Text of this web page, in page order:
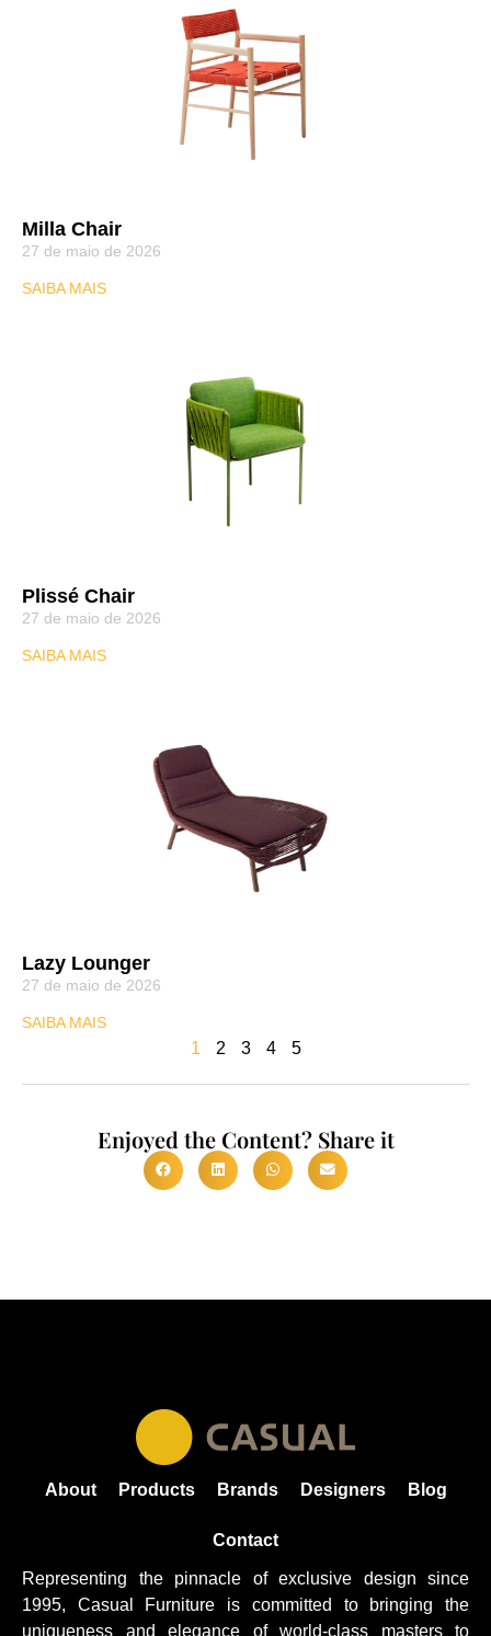
Milla Chair
27 de maio de 2026
SAIBA MAIS
Plissé Chair
27 de maio de 2026
SAIBA MAIS
Lazy Lounger
27 de maio de 2026
SAIBA MAIS
1 2 3 4 5
Enjoyed the Content? Share it
About Products Brands Designers Blog
Contact
Representing the pinnacle of exclusive design since
1995, Casual Furniture is committed to bringing the
uniqueness and elegance of world-class masters to